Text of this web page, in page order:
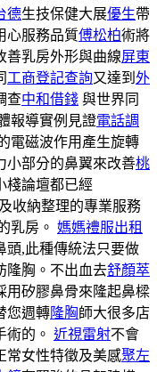
德生技保健大展優生帶
心服務品質傅松柏術將
善乳房外形與曲線屏東
工商登記查詢又達到 外
查中和借錢 與世界同
報導實例見證電話調
電磁波作用產生旋轉
小部分的鼻翼來改善桃
棧論壇都已經
收納整理的專業服務
乳房。 媽媽禮服出租
頭,此種傳統法只要做
隆胸。不出血去舒顏萃
用矽膠鼻骨來隆起鼻樑
您週轉隆胸師大很多店
術的。 近視雷射不會
常女性特徵及美感聚左